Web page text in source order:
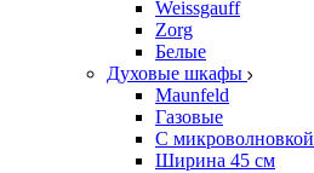
Weissgauff
Zorg
Белые
Духовые шкафы
Maunfeld
Газовые
С микроволновкой
Ширина 45 см